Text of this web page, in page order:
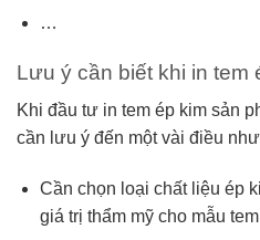
…
Lưu ý cần biết khi in tem
Khi đầu tư in tem ép kim sản
cần lưu ý đến một vài điều
Cần chọn loại chất liệu ép
giá trị thẩm mỹ cho mẫu